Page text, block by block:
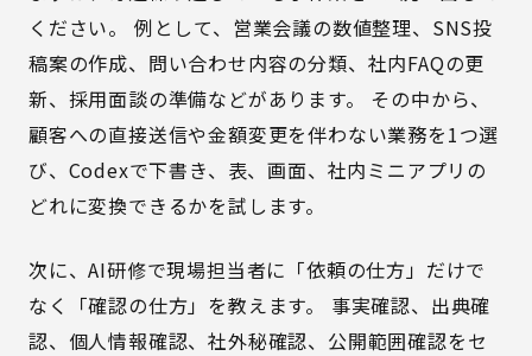
ください。 例として、営業会議の数値整理、SNS投
稿案の作成、問い合わせ内容の分類、社内FAQの更
新、採用面談の準備などがあります。 その中から、
顧客への直接送信や金額変更を伴わない業務を1つ選
び、Codexで下書き、表、画面、社内ミニアプリの
どれに変換できるかを試します。
次に、AI研修で現場担当者に「依頼の仕方」だけで
なく「確認の仕方」を教えます。 事実確認、出典確
認、個人情報確認、社外秘確認、公開範囲確認をセ